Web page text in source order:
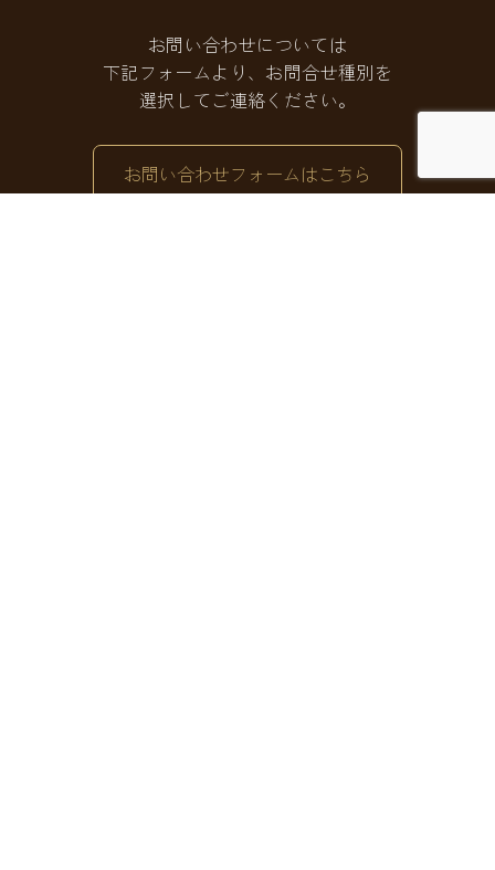
お問い合わせについては
下記フォームより、お問合せ種別を
選択してご連絡ください。
お問い合わせフォームはこちら